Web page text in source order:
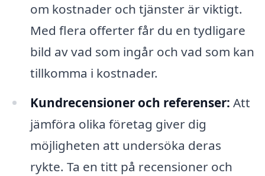
om kostnader och tjänster är viktigt.
Med flera offerter får du en tydligare
bild av vad som ingår och vad som kan
tillkomma i kostnader.
Kundrecensioner och referenser: Att
jämföra olika företag giver dig
möjligheten att undersöka deras
rykte. Ta en titt på recensioner och